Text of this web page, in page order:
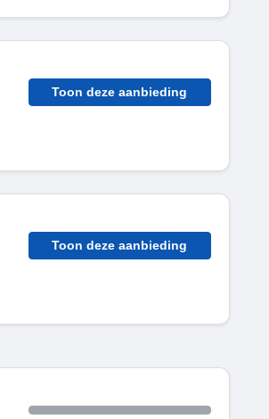
Toon deze aanbieding
Toon deze aanbieding